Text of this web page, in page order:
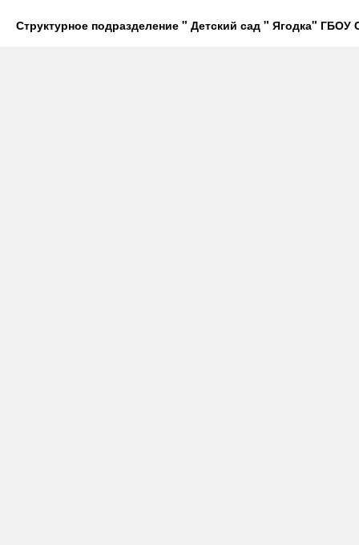
Структурное подразделение " Детский сад " Ягодка"